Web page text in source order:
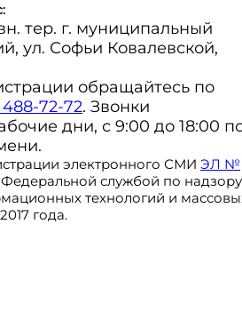
тер. г. муниципальный
ул. Софьи Ковалевской,
обращайтесь по
488-72-72. Звонки
дни, с 9:00 до 18:00
электронного СМИ ЭЛ №
службой по надзору
технологий и
года.